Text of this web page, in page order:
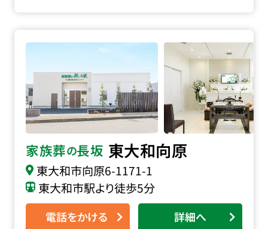
家族葬の長坂 東大和向原
東大和市向原6-1171-1
東大和市駅より徒歩5分
電話をかける 詳細へ
家族葬の長坂 東大和向原の詳細へ